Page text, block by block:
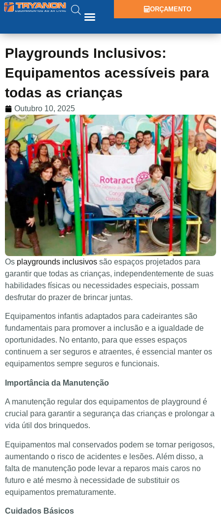
ORÇAMENTO
Playgrounds Inclusivos:
Equipamentos acessíveis para
todas as crianças
Outubro 10, 2025
Os playgrounds inclusivos são espaços projetados para
garantir que todas as crianças, independentemente de suas
habilidades físicas ou necessidades especiais, possam
desfrutar do prazer de brincar juntas.
Equipamentos infantis adaptados para cadeirantes são
fundamentais para promover a inclusão e a igualdade de
oportunidades. No entanto, para que esses espaços
continuem a ser seguros e atraentes, é essencial manter os
equipamentos sempre seguros e funcionais.
Importância da Manutenção
A manutenção regular dos equipamentos de playground é
crucial para garantir a segurança das crianças e prolongar a
vida útil dos brinquedos.
Equipamentos mal conservados podem se tornar perigosos,
aumentando o risco de acidentes e lesões. Além disso, a
falta de manutenção pode levar a reparos mais caros no
futuro e até mesmo à necessidade de substituir os
equipamentos prematuramente.
Cuidados Básicos